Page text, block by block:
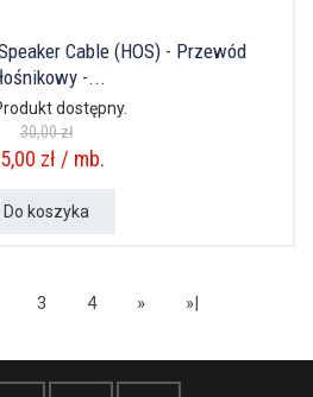
Cable (HOS) - Przewód
-...
dostępny.
30,00 zł
zł / mb.
Do koszyka
3 4 » »|